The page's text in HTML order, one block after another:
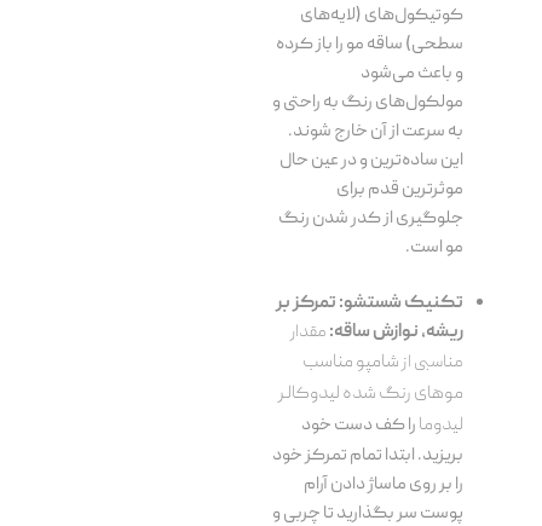
کوتیکول‌های (لایه‌های
سطحی) ساقه مو را باز کرده
و باعث می‌شود
مولکول‌های رنگ به راحتی و
به سرعت از آن خارج شوند.
این ساده‌ترین و در عین حال
موثرترین قدم برای
جلوگیری از کدر شدن رنگ
مو است.
تکنیک شستشو: تمرکز بر
ریشه، نوازش ساقه:مقدار
مناسبی ازشامپو مناسب
موهای رنگ شده لیدوکالر
لیدومارا کف دست خود
بریزید. ابتدا تمام تمرکز خود
را بر روی ماساژ دادن آرام
پوست سر بگذارید تا چربی و